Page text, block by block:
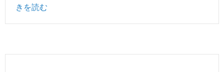
きを読む